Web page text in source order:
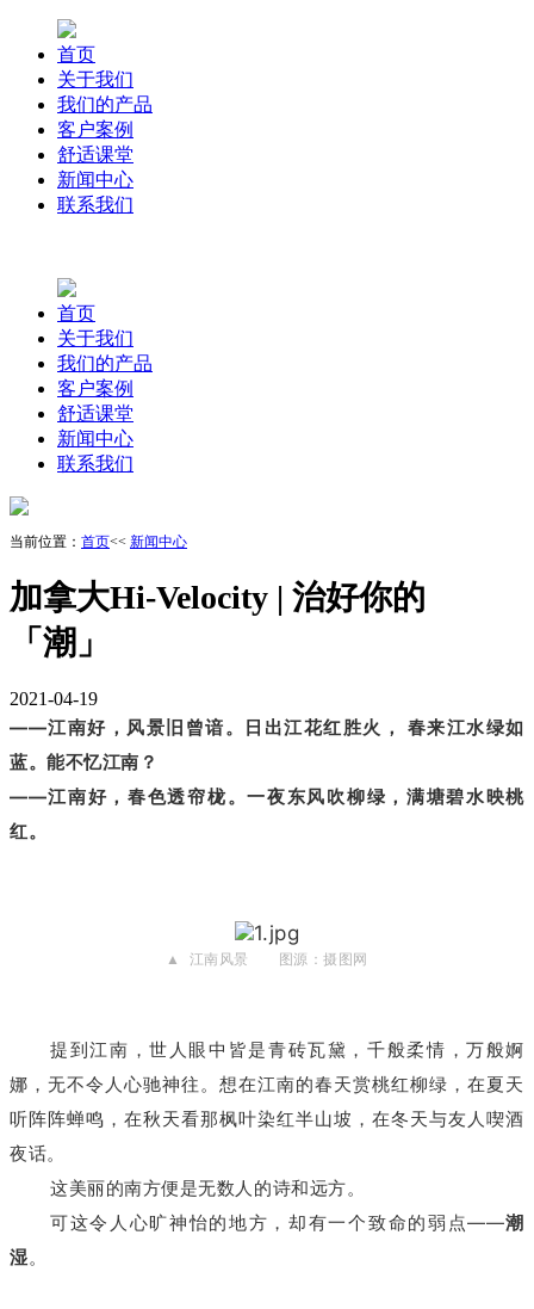
首页
关于我们
我们的产品
客户案例
舒适课堂
新闻中心
联系我们
首页
关于我们
我们的产品
客户案例
舒适课堂
新闻中心
联系我们
当前位置： 首页<< 新闻中心
加拿大Hi-Velocity | 治好你的
「潮」
2021-04-19
——江南好，风景旧曾谙。日出江花红胜火， 春来江水绿如
蓝。能不忆江南？
——江南好，春色透帘栊。一夜东风吹柳绿，满塘碧水映桃
红。
▲ 江南风景 图源：摄图网
提到江南，世人眼中皆是青砖瓦黛，千般柔情，万般婀
娜，无不令人心驰神往。想在江南的春天赏桃红柳绿，在夏天
听阵阵蝉鸣，在秋天看那枫叶染红半山坡，在冬天与友人喫酒
夜话。
这美丽的南方便是无数人的诗和远方。
可这令人心旷神怡的地方，却有一个致命的弱点——潮
湿。